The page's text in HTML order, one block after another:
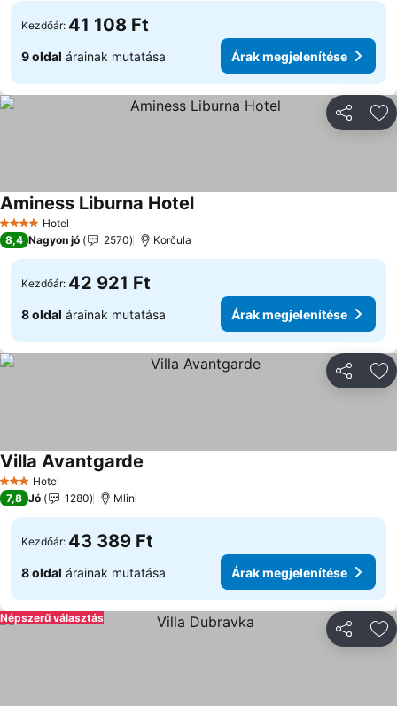
Kezdőár: 41 108 Ft
9 oldal árainak mutatása Árak megjelenítése
4 KategóriaHotel
Aminess Liburna HotelÁrak megjelenítése
8,4 Nagyon jó 2570 Korčula
Kezdőár: 42 921 Ft
8 oldal árainak mutatása Árak megjelenítése
3 Kategória
Hotel
Villa Avantgarde
7,8 Jó 1280 Mlini
Kezdőár: 43 389 Ft
8 oldal árainak mutatása Árak megjelenítése
Népszerű választás